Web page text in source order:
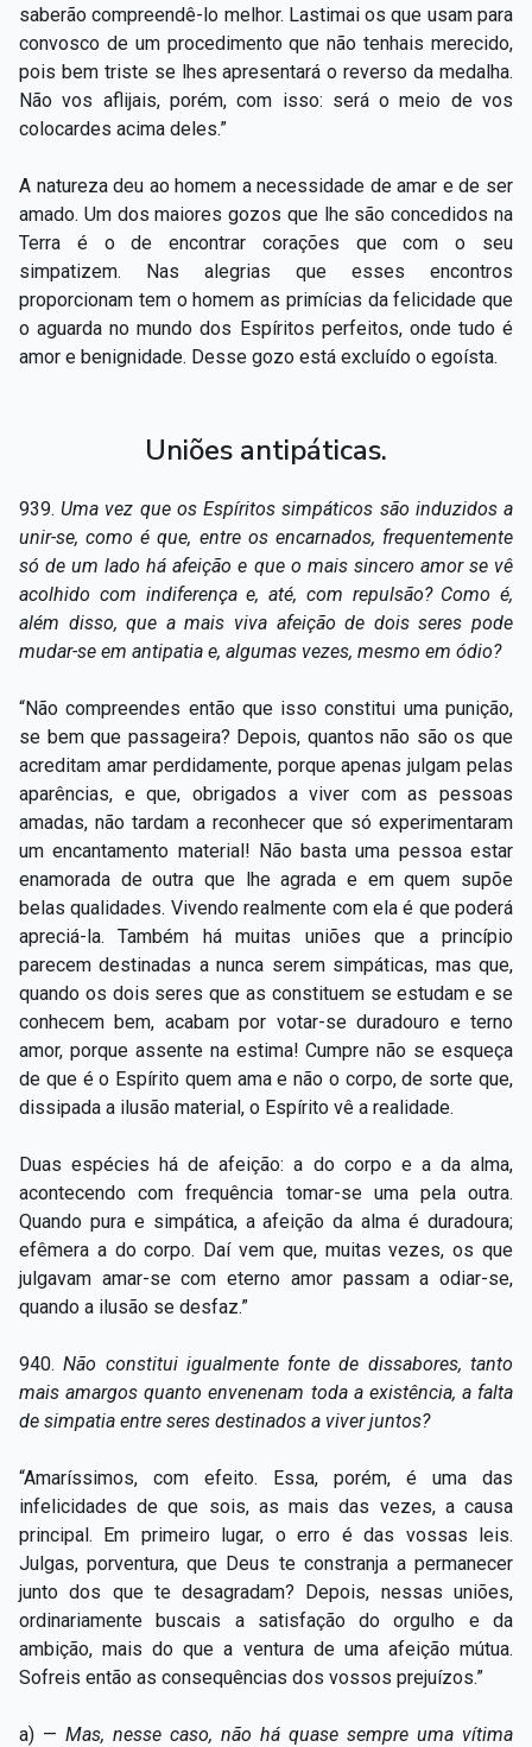
saberão compreendê-lo melhor. Lastimai os que usam para
convosco de um procedimento que não tenhais merecido,
pois bem triste se lhes apresentará o reverso da medalha.
Não vos aflijais, porém, com isso: será o meio de vos
colocardes acima deles.”
A natureza deu ao homem a necessidade de amar e de ser
amado. Um dos maiores gozos que lhe são concedidos na
Terra é o de encontrar corações que com o seu
simpatizem. Nas alegrias que esses encontros
proporcionam tem o homem as primícias da felicidade que
o aguarda no mundo dos Espíritos perfeitos, onde tudo é
amor e benignidade. Desse gozo está excluído o egoísta.
Uniões antipáticas.
939. Uma vez que os Espíritos simpáticos são induzidos a
unir-se, como é que, entre os encarnados, frequentemente
só de um lado há afeição e que o mais sincero amor se vê
acolhido com indiferença e, até, com repulsão? Como é,
além disso, que a mais viva afeição de dois seres pode
mudar-se em antipatia e, algumas vezes, mesmo em ódio?
“Não compreendes então que isso constitui uma punição,
se bem que passageira? Depois, quantos não são os que
acreditam amar perdidamente, porque apenas julgam pelas
aparências, e que, obrigados a viver com as pessoas
amadas, não tardam a reconhecer que só experimentaram
um encantamento material! Não basta uma pessoa estar
enamorada de outra que lhe agrada e em quem supõe
belas qualidades. Vivendo realmente com ela é que poderá
apreciá-la. Também há muitas uniões que a princípio
parecem destinadas a nunca serem simpáticas, mas que,
quando os dois seres que as constituem se estudam e se
conhecem bem, acabam por votar-se duradouro e terno
amor, porque assente na estima! Cumpre não se esqueça
de que é o Espírito quem ama e não o corpo, de sorte que,
dissipada a ilusão material, o Espírito vê a realidade.
Duas espécies há de afeição: a do corpo e a da alma,
acontecendo com frequência tomar-se uma pela outra.
Quando pura e simpática, a afeição da alma é duradoura;
efêmera a do corpo. Daí vem que, muitas vezes, os que
julgavam amar-se com eterno amor passam a odiar-se,
quando a ilusão se desfaz.”
940.Não constitui igualmente fonte de dissabores, tanto
mais amargos quanto envenenam toda a existência, a falta
de simpatia entre seres destinados a viver juntos?
“Amaríssimos, com efeito. Essa, porém, é uma das
infelicidades de que sois, as mais das vezes, a causa
principal. Em primeiro lugar, o erro é das vossas leis.
Julgas, porventura, que Deus te constranja a permanecer
junto dos que te desagradam? Depois, nessas uniões,
ordinariamente buscais a satisfação do orgulho e da
ambição, mais do que a ventura de uma afeição mútua.
Sofreis então as consequências dos vossos prejuízos.”
a) — Mas, nesse caso, não há quase sempre uma vítima